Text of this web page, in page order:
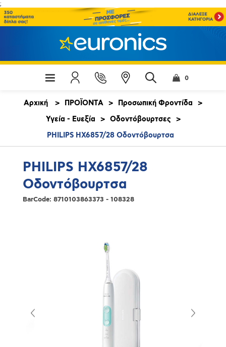
;
0
Αρχική > ΠΡΟΪΟΝΤΑ > Προσωπική Φροντίδα
>
Υγεία - Ευεξία
> Οδοντόβουρτσες
>
PHILIPS HX6857/28 Οδοντόβουρτσα
PHILIPS HX6857/28
Οδοντόβουρτσα
BarCode: 8710103863373 - 108328